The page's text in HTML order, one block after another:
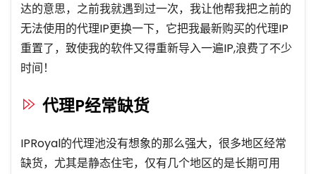
达的意思，之前我就遇到过一次，我让他帮我把之前的
无法使用的代理IP更换一下，它把我最新购买的代理IP
重置了，致使我的软件又得重新导入一遍IP,浪费了不少
时间！
代理P经常缺货
IPRoyal的代理池没有想象的那么强大，很多地区经常
缺货，尤其是静态住宅，仅有几个地区的是长期可用